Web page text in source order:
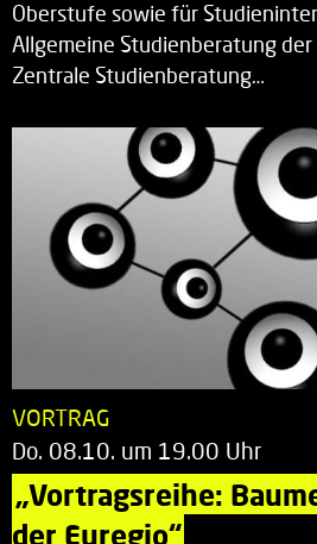
Oberstufe sowie für
Allgemeine Studienberatung der
Zentrale Studienberatung…
VORTRAG
Do. 08.10. um 19.00 Uhr
„Vortragsreihe:
der Euregio“